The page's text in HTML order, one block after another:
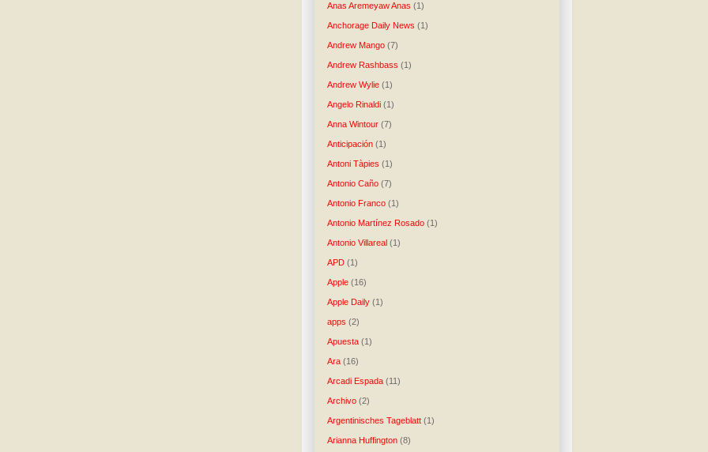
Anas Aremeyaw Anas (1)
Anchorage Daily News (1)
Andrew Mango (7)
Andrew Rashbass (1)
Andrew Wylie (1)
Angelo Rinaldi (1)
Anna Wintour (7)
Anticipación (1)
Antoni Tàpies (1)
Antonio Caño (7)
Antonio Franco (1)
Antonio Martínez Rosado (1)
Antonio Villareal (1)
APD (1)
Apple (16)
Apple Daily (1)
apps (2)
Apuesta (1)
Ara (16)
Arcadi Espada (11)
Archivo (2)
Argentinisches Tageblatt (1)
Arianna Huffington (8)